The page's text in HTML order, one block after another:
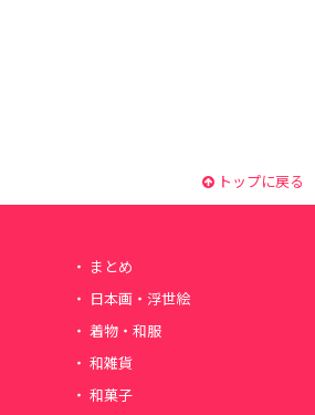
トップに戻る
まとめ
日本画・浮世絵
着物・和服
和雑貨
和菓子